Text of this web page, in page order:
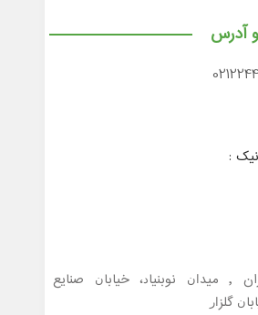
آدرس
:
, ﻣﻴﺪﺍﻥ ﻧﻮﺑﻨﻴﺎﺩ، ﺧﻴﺎﺑﺎﻥ ﺻﻨﺎﻳﻊ
ﮔﻠﺰﺍﺭ